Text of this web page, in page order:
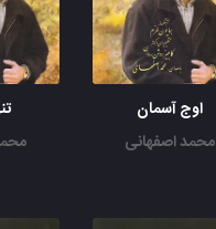
اوج آسمان
محمد اصفهانی